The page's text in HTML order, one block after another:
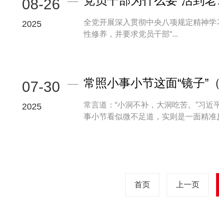
08-26
2025
全党开展深入贯彻中央八项规定精神
性修养，并要求党员干部“...
07-30
2025
常照小事小节这面“镜子”
常言道：“小洞不补，大洞吃苦。”习
事小节看似微不足道，实则是一面精准
首页 上一页